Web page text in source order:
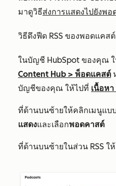
มาดูวิธีส่งการแสดงไปยังพ
วิธีดึงฟีด RSS ของพอดแคส
ในบัญชี HubSpot ของคุณ
Content Hub > พ็อดแคสต์
บัญชีของคุณ ให้ไปที่ เนื้อหา
ที่ด้านบนซ้ายให้คลิกเมนูแบ
แสดงและเลือกพอดคาสต์
ที่ด้านบนซ้ายในส่วน RSS ใ